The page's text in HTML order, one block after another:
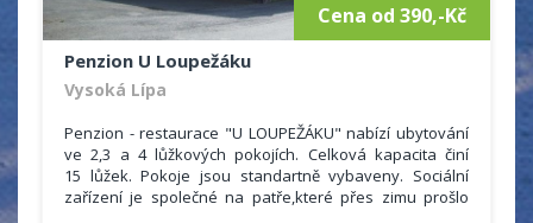
Cena od 390,-Kč
Penzion U Loupežáku
Vysoká Lípa
Penzion - restaurace "U LOUPEŽÁKU" nabízí ubytování
ve 2,3 a 4 lůžkových pokojích. Celková kapacita činí
15 lůžek. Pokoje jsou standartně vybaveny. Sociální
zařízení je společné na patře,které přes zimu prošlo